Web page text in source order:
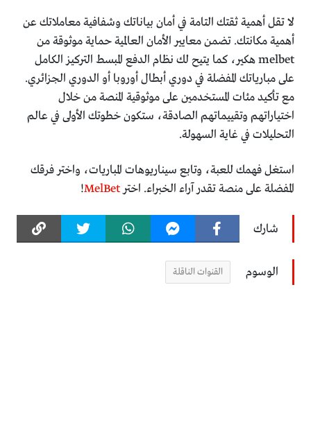
لا تقل أهمية ثقتك التامة في أمان بياناتك وشفافية معاملاتك عن
أهمية مكانتك. تضمن معايير الأمان العالمية حماية موثوقة من
melbet هكير، كما يتيح لك نظام الدفع المبسط التركيز الكامل
على مبارياتك المفضلة في دوري أبطال أوروبا أو الدوري الجزائري.
مع تأكيد مئات المستخدمين على موثوقية المنصة من خلال
اختياراتهم وتقييماتهم الصادقة، ستكون خطوتك الأولى في عالم
التحليلات في غاية السهولة.
استغل فهمك للعبة، وتابع سيناريوهات المباريات، واختر فرقك
المفضلة على منصة تقدر آراء الخبراء. اختر MelBet
!
شارك
الوسوم القنوات الناقلة